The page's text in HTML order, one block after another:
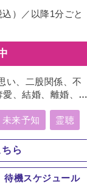
）／以降1分ごと
い、二股関係、不
、結婚、離婚、夫
、出会い、相性、
、縁切り
未来予知 霊聴
後世
霊
ら
待機スケジュール